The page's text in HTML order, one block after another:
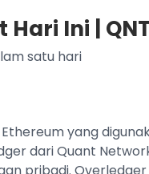
Ini |
satu hari
yang
dari Quant